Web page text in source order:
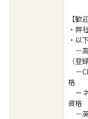
【歓
・弊
・以
－
（登
－
格
ー
資格
－